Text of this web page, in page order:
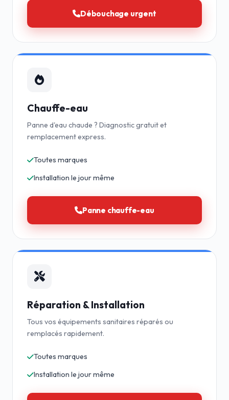
Débouchage urgent
Chauffe-eau
Panne d'eau chaude ? Diagnostic gratuit et
remplacement express.
Toutes marques
Installation le jour même
Panne chauffe-eau
Réparation & Installation
Tous vos équipements sanitaires réparés ou
remplacés rapidement.
Toutes marques
Installation le jour même